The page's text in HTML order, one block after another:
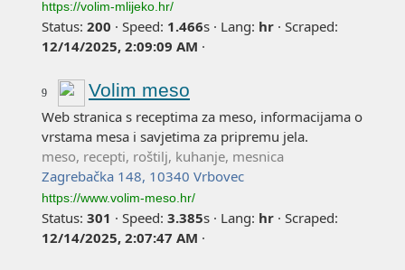
https://volim-mlijeko.hr/
Status: 200 · Speed: 1.466s · Lang: hr · Scraped:
12/14/2025, 2:09:09 AM ·
9 Volim meso
Web stranica s receptima za meso, informacijama o
vrstama mesa i savjetima za pripremu jela.
meso, recepti, roštilj, kuhanje, mesnica
Zagrebačka 148, 10340 Vrbovec
https://www.volim-meso.hr/
Status: 301 · Speed: 3.385s · Lang: hr · Scraped:
12/14/2025, 2:07:47 AM ·